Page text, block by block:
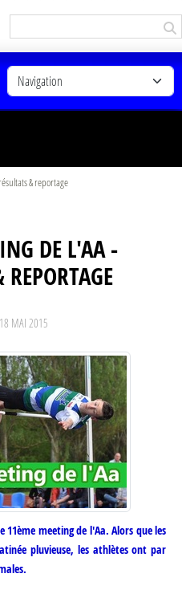
& reportage
DE L'AA -
REPORTAGE
18 MAI 2015
11ème meeting de l'Aa. Alors que les
pluvieuse, les athlètes ont par